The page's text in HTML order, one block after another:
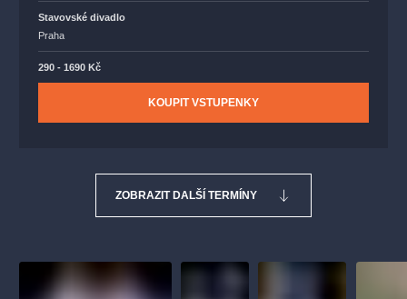
Stavovské divadlo
Praha
290 - 1690 Kč
KOUPIT VSTUPENKY
ZOBRAZIT DALŠÍ TERMÍNY